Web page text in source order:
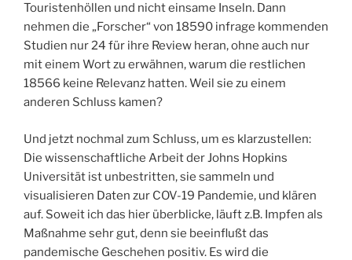
Touristenhöllen und nicht einsame Inseln. Dann
nehmen die „Forscher“ von 18590 infrage kommenden
Studien nur 24 für ihre Review heran, ohne auch nur
mit einem Wort zu erwähnen, warum die restlichen
18566 keine Relevanz hatten. Weil sie zu einem
anderen Schluss kamen?
Und jetzt nochmal zum Schluss, um es klarzustellen:
Die wissenschaftliche Arbeit der Johns Hopkins
Universität ist unbestritten, sie sammeln und
visualisieren Daten zur COV-19 Pandemie, und klären
auf. Soweit ich das hier überblicke, läuft z.B. Impfen als
Maßnahme sehr gut, denn sie beeinflußt das
pandemische Geschehen positiv. Es wird die